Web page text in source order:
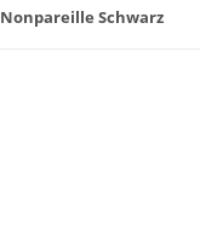
Nonpareille Schwarz